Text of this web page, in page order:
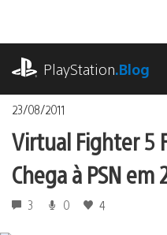
o
conteúdoPlayStation.Blog
23/08/2011
Virtual Fighter 5
Chega à PSN em
3 0 4